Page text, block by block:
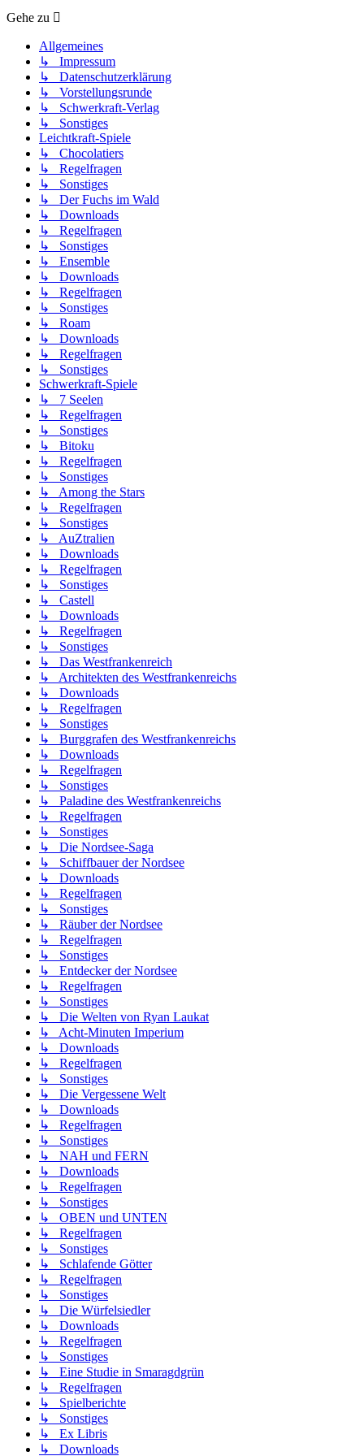
Gehe zu
Allgemeines
↳ Impressum
↳ Datenschutzerklärung
↳ Vorstellungsrunde
↳ Schwerkraft-Verlag
↳ Sonstiges
Leichtkraft-Spiele
↳ Chocolatiers
↳ Regelfragen
↳ Sonstiges
↳ Der Fuchs im Wald
↳ Downloads
↳ Regelfragen
↳ Sonstiges
↳ Ensemble
↳ Downloads
↳ Regelfragen
↳ Sonstiges
↳ Roam
↳ Downloads
↳ Regelfragen
↳ Sonstiges
Schwerkraft-Spiele
↳ 7 Seelen
↳ Regelfragen
↳ Sonstiges
↳ Bitoku
↳ Regelfragen
↳ Sonstiges
↳ Among the Stars
↳ Regelfragen
↳ Sonstiges
↳ AuZtralien
↳ Downloads
↳ Regelfragen
↳ Sonstiges
↳ Castell
↳ Downloads
↳ Regelfragen
↳ Sonstiges
↳ Das Westfrankenreich
↳ Architekten des Westfrankenreichs
↳ Downloads
↳ Regelfragen
↳ Sonstiges
↳ Burggrafen des Westfrankenreichs
↳ Downloads
↳ Regelfragen
↳ Sonstiges
↳ Paladine des Westfrankenreichs
↳ Regelfragen
↳ Sonstiges
↳ Die Nordsee-Saga
↳ Schiffbauer der Nordsee
↳ Downloads
↳ Regelfragen
↳ Sonstiges
↳ Räuber der Nordsee
↳ Regelfragen
↳ Sonstiges
↳ Entdecker der Nordsee
↳ Regelfragen
↳ Sonstiges
↳ Die Welten von Ryan Laukat
↳ Acht-Minuten Imperium
↳ Downloads
↳ Regelfragen
↳ Sonstiges
↳ Die Vergessene Welt
↳ Downloads
↳ Regelfragen
↳ Sonstiges
↳ NAH und FERN
↳ Downloads
↳ Regelfragen
↳ Sonstiges
↳ OBEN und UNTEN
↳ Regelfragen
↳ Sonstiges
↳ Schlafende Götter
↳ Regelfragen
↳ Sonstiges
↳ Die Würfelsiedler
↳ Downloads
↳ Regelfragen
↳ Sonstiges
↳ Eine Studie in Smaragdgrün
↳ Regelfragen
↳ Spielberichte
↳ Sonstiges
↳ Ex Libris
↳ Downloads